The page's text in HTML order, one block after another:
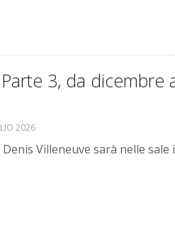
3, da dicembre
2026
Villeneuve sarà nelle sale